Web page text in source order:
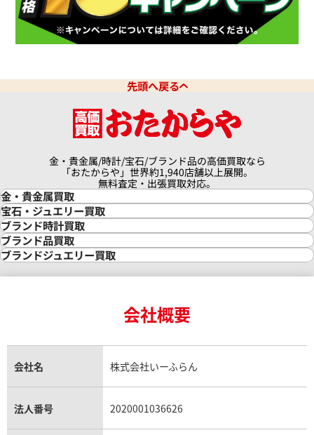
先頭へ戻る
金・貴金属/時計/宝石/ブランド品の高価買取なら
「おたからや」世界約1,940店舗以上展開。
無料査定・出張買取対応。
金・貴金属買取
金買取
金の相場価格情報
金の参考買取価格一覧
インゴット買取
インゴットの相場価格情報
24金買取
金貨買取
貴金属買取
銀・シルバー買取
パラジウム買取
宝石・ジュエリー買取
宝石・ジュエリー買取
ダイヤモンド買取
ダイヤモンド・宝石の参考価格一覧
リング・結婚指輪買取
エメラルド買取
トパーズ買取
タンザナイト買取
キャッツアイ買取
ブランド時計買取
時計買取
ロレックス買取
ロレックス デイトナ買取
ロレックス サブマリーナー買取
ロレックス エクスプローラー買取
ロレックス デイトジャスト買取
パテック フィリップノーチラス買取
ヴァシュロン・コンスタンタン買取
ブランド品買取
ブランド買取
シャネル マトラッセ買取
セリーヌ買取
ブランドジュエリー買取
ヴァンクリーフ＆アーペル買取
ショーメ買取
ダミアーニ買取
会社概要
会社名 株式会社いーふらん
法人番号 2020001036626